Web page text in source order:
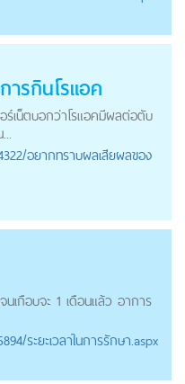
รกินโรแอค
ร์เน็ตบอกว่าโรแอคมีผลต่อตับ
อยากทราบผลเสียผลของ
นเกือบจะ 1 เดือนแล้ว อาการ
ระยะเวลาในการรักษา.aspx